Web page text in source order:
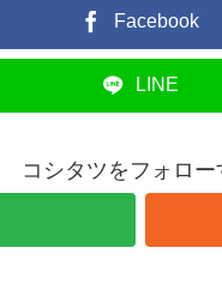
Facebook
LINE
コシタツをフォロー